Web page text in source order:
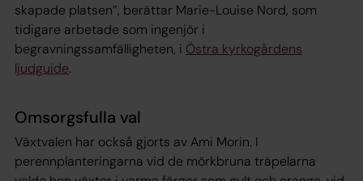
skapade platsen”, berättar Marie-Louise Nord, som
tidigare arbetade som ingenjör i
begravningssamfälligheten, i Östra kyrkogårdens
ljudguide.
Omsorgsfulla val
Växtvalen har också gjorts av Ami Morin. I
perennplanteringarna vid de mörkbruna träpelarna